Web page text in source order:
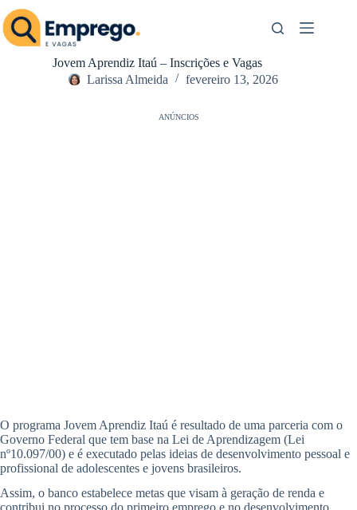
Pular
para
o
conteúdo
Jovem Aprendiz Itaú – Inscrições e Vagas
Larissa Almeida
fevereiro 13, 2026
ANÚNCIOS
O programa Jovem Aprendiz Itaú é resultado de uma parceria com o
Governo Federal que tem base na Lei de Aprendizagem (Lei
nº10.097/00) e é executado pelas ideias de desenvolvimento pessoal e
profissional de adolescentes e jovens brasileiros.
Assim, o banco estabelece metas que visam à geração de renda e
contribui no processo do primeiro emprego e no desenvolvimento